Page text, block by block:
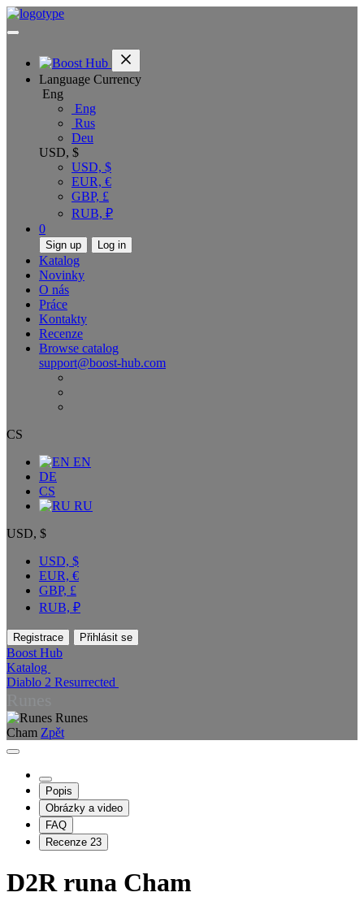
Language Currency
Eng
Eng
Rus
Deu
USD, $
USD, $
EUR, €
GBP, £
RUB, ₽
0
Sign up Log in
Katalog
Novinky
O nás
Práce
Kontakty
Recenze
Browse catalog
support@boost-hub.com
CS
EN
DE
CS
RU
USD, $
USD, $
EUR, €
GBP, £
RUB, ₽
Registrace Přihlásit se
Boost Hub
Katalog
Diablo 2 Resurrected
Runes
Cham Zpět
Popis
Obrázky a video
FAQ
Recenze 23
D2R runa Cham